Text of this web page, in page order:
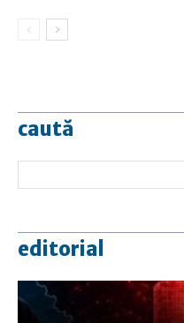
caută
editorial